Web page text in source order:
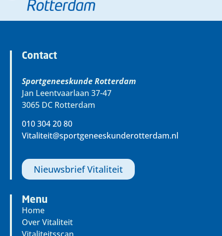
Contact
Sportgeneeskunde Rotterdam
Jan Leentvaarlaan 37-47
3065 DC Rotterdam
010 304 20 80
Vitaliteit@sportgeneeskunderotterdam.nl
Nieuwsbrief Vitaliteit
Menu
Home
Over Vitaliteit